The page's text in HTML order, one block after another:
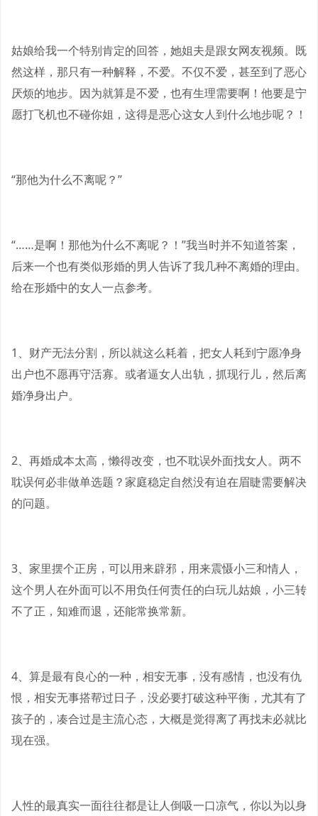
姑娘给我一个特别肯定的回答，她姐夫是跟女网友视频。既
然这样，那只有一种解释，不爱。不仅不爱，甚至到了恶心
厌烦的地步。因为就算是不爱，也有生理需要啊！他要是宁
愿打飞机也不碰你姐，这得是恶心这女人到什么地步呢？！
“那他为什么不离呢？”
“……是啊！那他为什么不离呢？！”我当时并不知道答案，
后来一个也有类似形婚的男人告诉了我几种不离婚的理由。
给在形婚中的女人一点参考。
1、财产无法分割，所以就这么耗着，把女人耗到宁愿净身
出户也不愿再守活寡。或者逼女人出轨，抓现行儿，然后离
婚净身出户。
2、再婚成本太高，懒得改变，也不耽误外面找女人。两不
耽误何必非做单选题？家庭稳定自然没有迫在眉睫需要解决
的问题。
3、家里摆个正房，可以用来辟邪，用来震慑小三和情人，
这个男人在外面可以不用负任何责任的白玩儿姑娘，小三转
不了正，知难而退，还能常换常新。
4、算是最有良心的一种，相安无事，没有感情，也没有仇
恨，相安无事搭帮过日子，没必要打破这种平衡，尤其有了
孩子的，凑合过是主流心态，大概是觉得离了再找未必就比
现在强。
人性的最真实一面往往都是让人倒吸一口凉气，你以为以身